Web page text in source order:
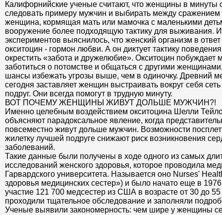
Калифорнийские ученые считают, что женщины в минуты
следовать примеру мужчин и выбирать между
женщина, кормящая мать или мамочка с маленькими
вооружение более подходящую тактику для выживания. И
экспериментов выяснилось, что женский организм в
окситоцин - гормон любви. А он диктует тактику
окрестить «забота и дружелюбие». Окситоцин побуждает
заботиться о потомстве и общаться с другими
шансы избежать угрозы выше, чем в одиночку. Древний
сегодня заставляет женщин выстраивать вокруг себя
подруг. Они всегда помогут в трудную минуту.
ВОТ ПОЧЕМУ ЖЕНЩИНЫ ЖИВУТ ДОЛЬШЕ МУЖЧИН?!
Именно целебным воздействием окситоцина Шелли
объясняют парадоксальное явление, когда
повсеместно живут дольше мужчин. Возможности
жилетку лучшей подруге снижают риск возникновения
заболеваний.
Такие данные были получены в ходе одного из самых
исследований женского здоровья, которое проводила
Гарвардского университета. Называется оно Nurses'
здоровья медицинских сестер») и было начато еще в
участие 121 700 медсестер из США в возрасте от 30 до 55
проходили тщательное обследование и заполняли
Ученые выявили закономерность: чем шире у женщины